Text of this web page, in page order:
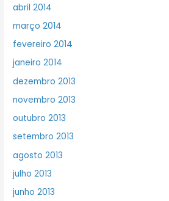
abril 2014
março 2014
fevereiro 2014
janeiro 2014
dezembro 2013
novembro 2013
outubro 2013
setembro 2013
agosto 2013
julho 2013
junho 2013